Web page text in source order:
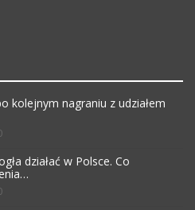
kolejnym nagraniu z udziałem
działać w Polsce. Co